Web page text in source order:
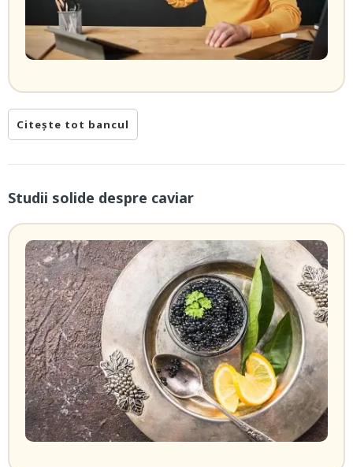
Citește tot bancul
Studii solide despre caviar